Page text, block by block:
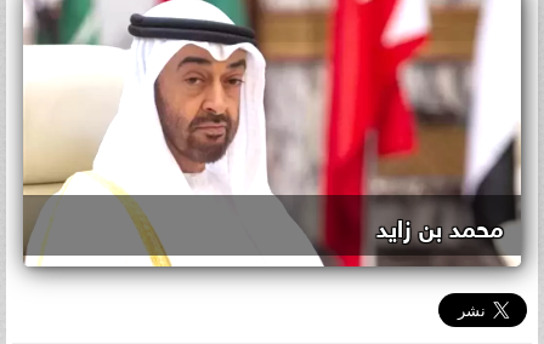
محمد بن زايد